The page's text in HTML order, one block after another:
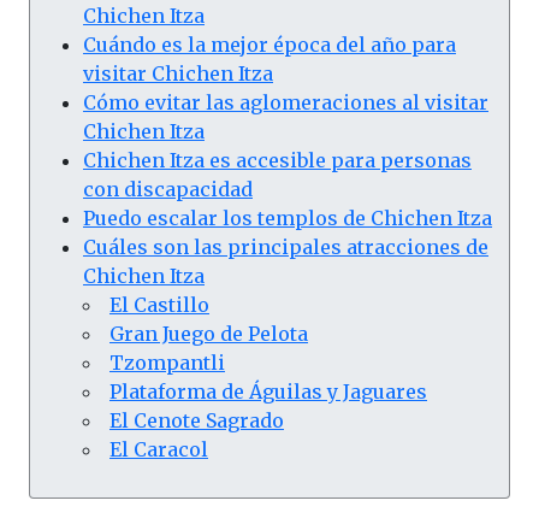
Chichen Itza
Cuándo es la mejor época del año para
visitar Chichen Itza
Cómo evitar las aglomeraciones al visitar
Chichen Itza
Chichen Itza es accesible para personas
con discapacidad
Puedo escalar los templos de Chichen Itza
Cuáles son las principales atracciones de
Chichen Itza
El Castillo
Gran Juego de Pelota
Tzompantli
Plataforma de Águilas y Jaguares
El Cenote Sagrado
El Caracol